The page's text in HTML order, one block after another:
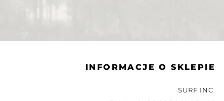
INFORMACJE O SKLEPIE
SURF INC.